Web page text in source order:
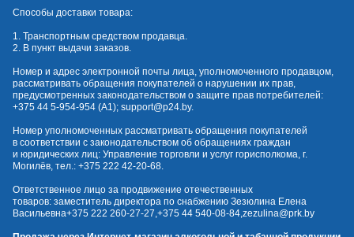
Способы доставки товара:
1. Транспортным средством продавца.
2. В пункт выдачи заказов.
Номер и адрес электронной почты лица, уполномоченного продавцом,
рассматривать обращения покупателей о нарушении их прав,
предусмотренных законодательством о защите прав потребителей:
+375 44 5-954-954 (А1); support@p24.by.
Номер уполномоченных рассматривать обращения покупателей
в соответствии с законодательством об обращениях граждан
и юридических лиц: Управление торговли и услуг горисполкома, г.
Могилёв, тел.: +375 222 42-20-68.
Ответственное лицо за продвижение отечественных
товаров: заместитель директора по снабжению Зезюлина Елена
Васильевна+375 222 260-27-27,+375 44 540-08-84,zezulina@prk.by